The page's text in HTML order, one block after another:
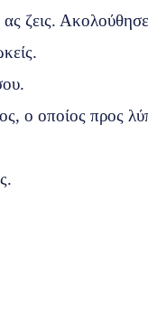
ζεις.
ο οποίος προς